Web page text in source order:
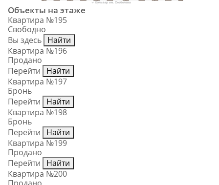
Бульвар им. Скобелева
Объекты на этаже
Квартира №195
Свободно
Вы здесь Найти
Квартира №196
Продано
Перейти
Найти
Квартира №197
Бронь
Перейти
Найти
Квартира №198
Бронь
Перейти
Найти
Квартира №199
Продано
Перейти
Найти
Квартира №200